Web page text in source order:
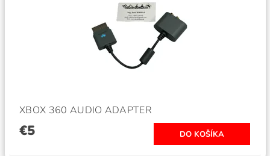
XBOX 360 AUDIO ADAPTER
€5